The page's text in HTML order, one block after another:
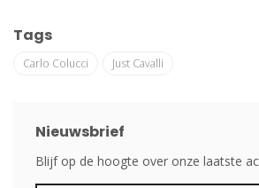
Tags
Carlo Colucci Just Cavalli
Nieuwsbrief
Blijf op de hoogte over onze laatste